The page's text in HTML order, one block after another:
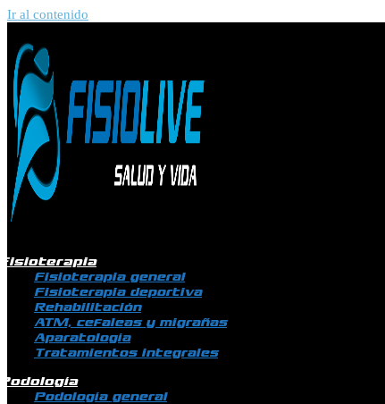
Ir al contenido
Fisioterapia general
Fisioterapia deportiva
Rehabilitación
ATM, cefaleas y migrañas
Aparatología
Tratamientos integrales
Podología general